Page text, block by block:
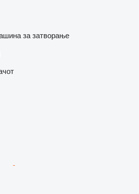
за затворање